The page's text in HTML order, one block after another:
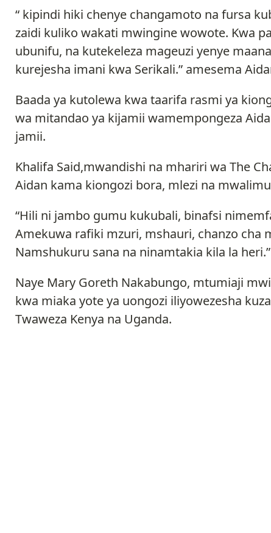
“ kipindi hiki chenye changamoto na fursa
zaidi kuliko wakati mwingine wowote. Kwa
ubunifu, na kutekeleza mageuzi yenye
kurejesha imani kwa Serikali.” amesema
Baada ya kutolewa kwa taarifa rasmi ya
wa mitandao ya kijamii wamempongeza
jamii.
Khalifa Said,mwandishi na mhariri wa The
Aidan kama kiongozi bora, mlezi na
“Hili ni jambo gumu kukubali, binafsi
Amekuwa rafiki mzuri, mshauri, chanzo
Namshukuru sana na ninamtakia kila la
Naye Mary Goreth Nakabungo, mtumiaji
kwa miaka yote ya uongozi iliyowezesha
Twaweza Kenya na Uganda.